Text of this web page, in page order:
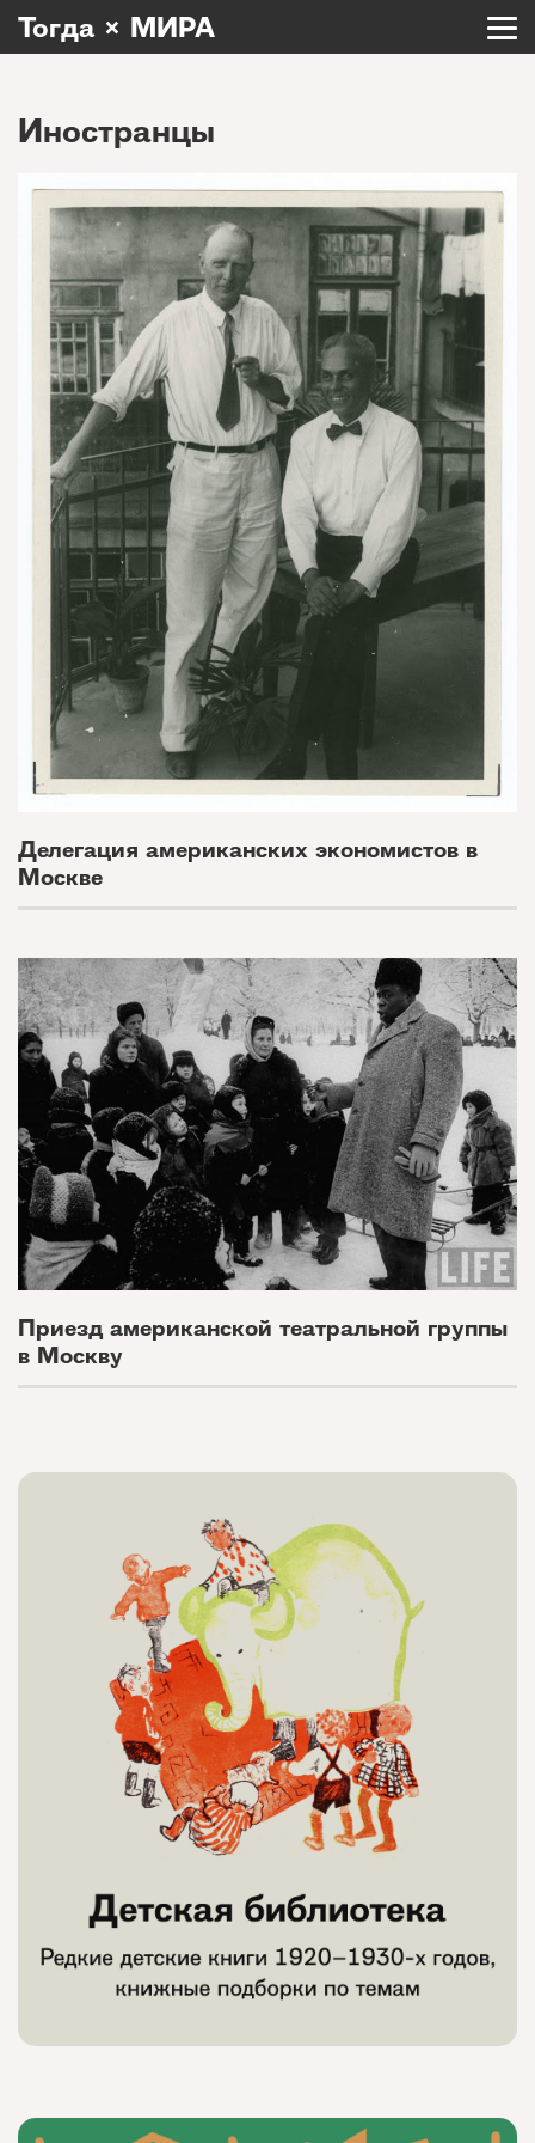
Тогда × МИРА
Иностранцы
Делегация американских экономистов в
Москве
Приезд американской театральной группы
в Москву